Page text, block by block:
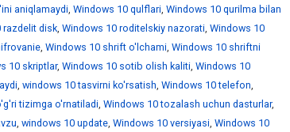
aniqlamaydi, Windows 10 qulflari, Windows 10 qurilma bilan
razdelit disk, Windows 10 roditelskiy nazorati, Windows 10
, Windows 10 shrift o'lchami, Windows 10 shriftni
10 skriptlar, Windows 10 sotib olish kaliti, Windows 10
, windows 10 tasvirni ko'rsatish, Windows 10 telefon,
tizimga o'rnatiladi, Windows 10 tozalash uchun dasturlar,
, windows 10 update, Windows 10 versiyasi, Windows 10